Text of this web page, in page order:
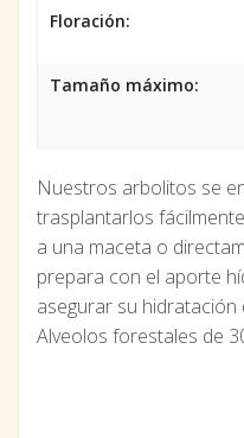
Floración:
Tamaño máximo:
Nuestros arbolitos se
trasplantarlos
a una maceta o
prepara con el aporte
asegurar su
Alveolos forestales de